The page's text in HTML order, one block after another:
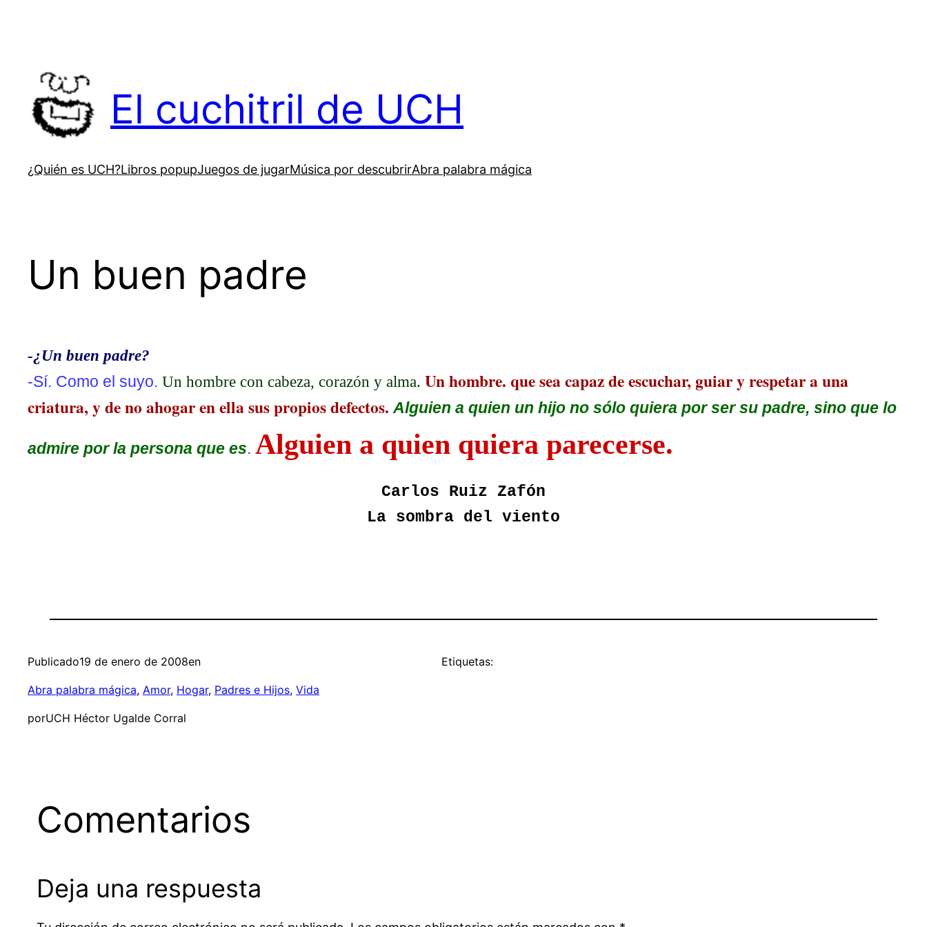
El cuchitril de UCH
¿Quién es UCH?Libros popupJuegos de jugarMúsica por descubrirAbra palabra mágica
Un buen padre
-¿Un buen padre?
-Sí. Como el suyo. Un hombre con cabeza, corazón y alma. Un hombre. que sea capaz de escuchar, guiar y respetar a una
criatura, y de no ahogar en ella sus propios defectos. Alguien a quien un hijo no sólo quiera por ser su padre, sino que lo
admire por la persona que es. Alguien a quien quiera parecerse.
Carlos Ruiz Zafón
La sombra del viento
Publicado19 de enero de 2008en
Abra palabra mágica, Amor, Hogar, Padres e Hijos, Vida
porUCH Héctor Ugalde Corral
Etiquetas:
Comentarios
Deja una respuesta